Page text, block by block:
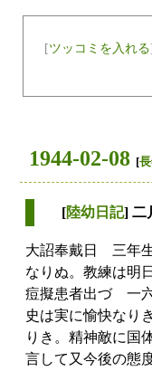
[ツッコミを入れる
1944-02-08 [
[陸幼日記]
大詔奉戴日 三年生
なりぬ。教練は明
痘擬患者出づ 一
史は実に愉快なり
りき。精神敵に国
言して又今後の態